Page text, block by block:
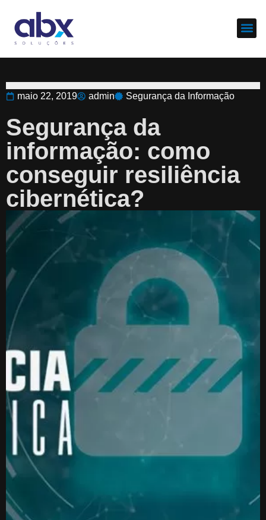
maio 22, 2019 admin Segurança da Informação
Segurança da
informação: como
conseguir resiliência
cibernética?